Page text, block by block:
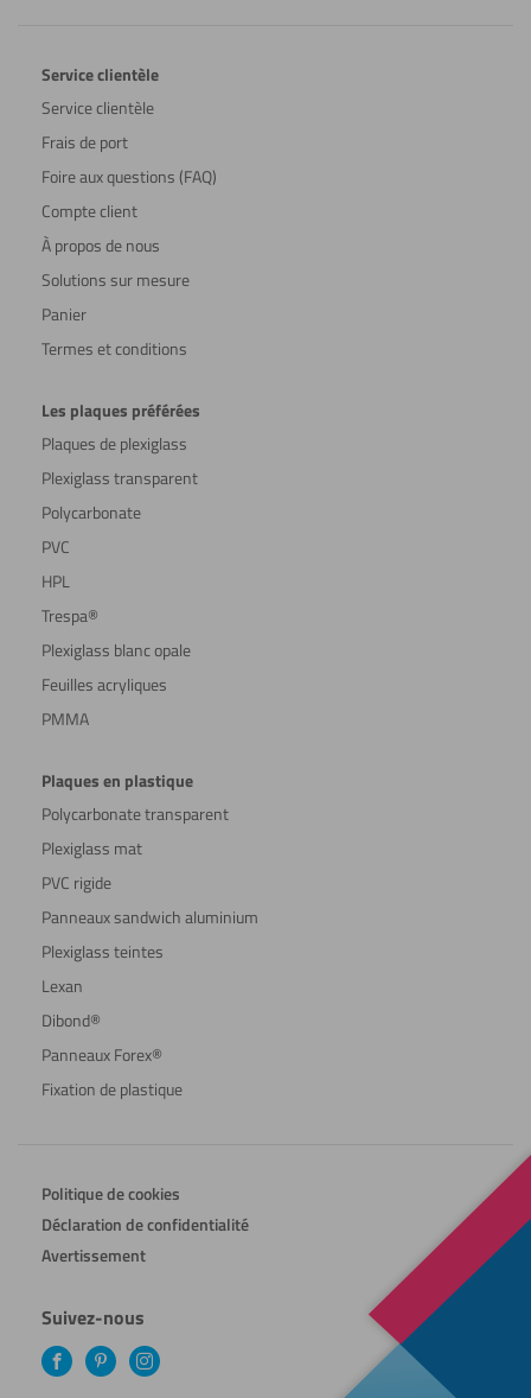
Service clientèle
Service clientèle
Frais de port
Foire aux questions (FAQ)
Compte client
À propos de nous
Solutions sur mesure
Panier
Termes et conditions
Les plaques préférées
Plaques de plexiglass
Plexiglass transparent
Polycarbonate
PVC
HPL
Trespa®
Plexiglass blanc opale
Feuilles acryliques
PMMA
Plaques en plastique
Polycarbonate transparent
Plexiglass mat
PVC rigide
Panneaux sandwich aluminium
Plexiglass teintes
Lexan
Dibond®
Panneaux Forex®
Fixation de plastique
Politique de cookies
Déclaration de confidentialité
Avertissement
Suivez-nous
FacebookPinterestInstagram